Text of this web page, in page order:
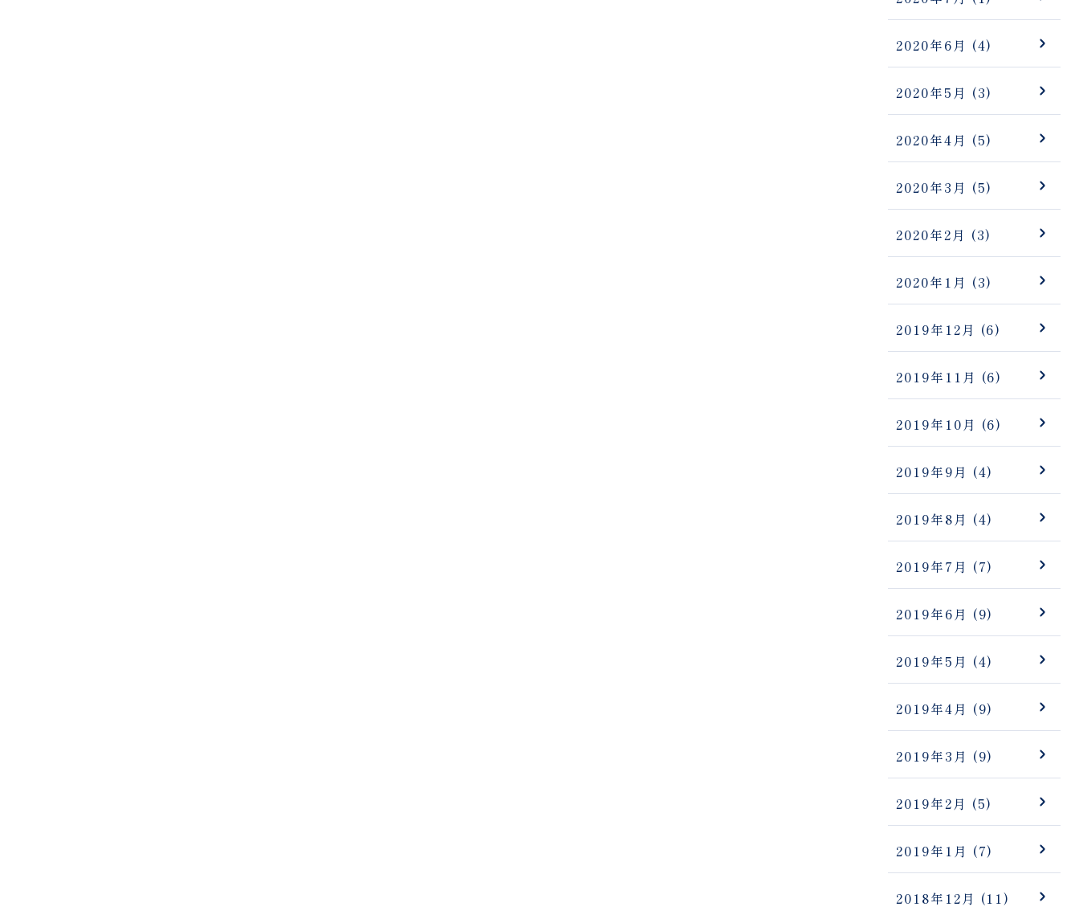
2020年6月 (4)
2020年5月 (3)
2020年4月 (5)
2020年3月 (5)
2020年2月 (3)
2020年1月 (3)
2019年12月 (6)
2019年11月 (6)
2019年10月 (6)
2019年9月 (4)
2019年8月 (4)
2019年7月 (7)
2019年6月 (9)
2019年5月 (4)
2019年4月 (9)
2019年3月 (9)
2019年2月 (5)
2019年1月 (7)
2018年12月 (11)